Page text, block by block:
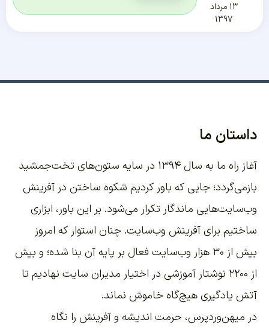
۱۳ مرداد
۱۳۹۷
داستان ما
آغاز راه ما به سال ۱۳۹۴ در سایه ستون‌های تخت‌جمشید
بازمی‌گردد؛ جایی که باور کردیم شکوه ساختن در آفرینش
وب‌سایت‌هایی ماندگار تکرار می‌شود. بر این باور، ابزاری
ساختیم برای آفرینش وب‌سایت. چنان استوار که امروز
بیش از ۳۰ هزار وب‌سایت فعال بر پایه آن بنا شده؛ و بیش
از ۲۲۰۰
نوشتار آموزشی در اختیار مدیران سایت نهادیم تا
آتش یادگیری هیچ‌گاه خاموش نماند.
در میهن‌وردپرس، حرمت اندیشه و آفرینش را نگاه